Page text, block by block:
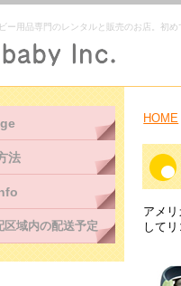
ー用品専門のレンタルと販売のお店。初め
HOME
アメ
して
法
区域内の配送予定